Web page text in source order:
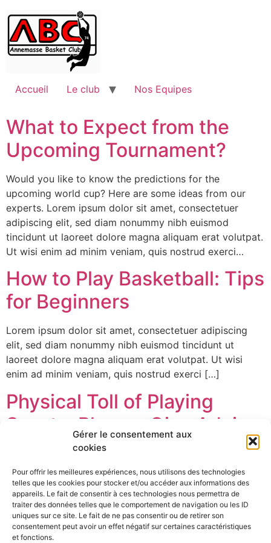
Gérer le consentement aux
cookies
Pour offrir les meilleures expériences, nous utilisons des technologies
telles que les cookies pour stocker et/ou accéder aux informations des
appareils. Le fait de consentir à ces technologies nous permettra de
traiter des données telles que le comportement de navigation ou les ID
uniques sur ce site. Le fait de ne pas consentir ou de retirer son
consentement peut avoir un effet négatif sur certaines caractéristiques
et fonctions.
Accueil Le club Nos Equipes
What to Expect from the
Upcoming Tournament?
Would you like to know the predictions for the
upcoming world cup? Here are some ideas from our
experts. Lorem ipsum dolor sit amet, consectetuer
adipiscing elit, sed diam nonummy nibh euismod
tincidunt ut laoreet dolore magna aliquam erat volutpat.
Ut wisi enim ad minim veniam, quis nostrud exerci…
How to Play Basketball: Tips
for Beginners
Lorem ipsum dolor sit amet, consectetuer adipiscing
elit, sed diam nonummy nibh euismod tincidunt ut
laoreet dolore magna aliquam erat volutpat. Ut wisi
enim ad minim veniam, quis nostrud exerci […]
Physical Toll of Playing
Sports: Players Give Advice
Lorem ipsum dolor sit amet, consectetuer adipiscing
elit, sed diam nonummy nibh euismod tincidunt ut
laoreet dolore magna aliquam erat volutpat. Ut wisi
enim ad minim veniam, quis nostrud exerci […]
Techniques that Help